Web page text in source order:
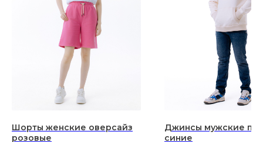
Шорты женские оверсайз
розовые
Джинсы мужские
синие